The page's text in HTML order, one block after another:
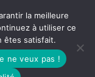
la meilleure
à utiliser ce
êtes satisfait.
ne veux pas !